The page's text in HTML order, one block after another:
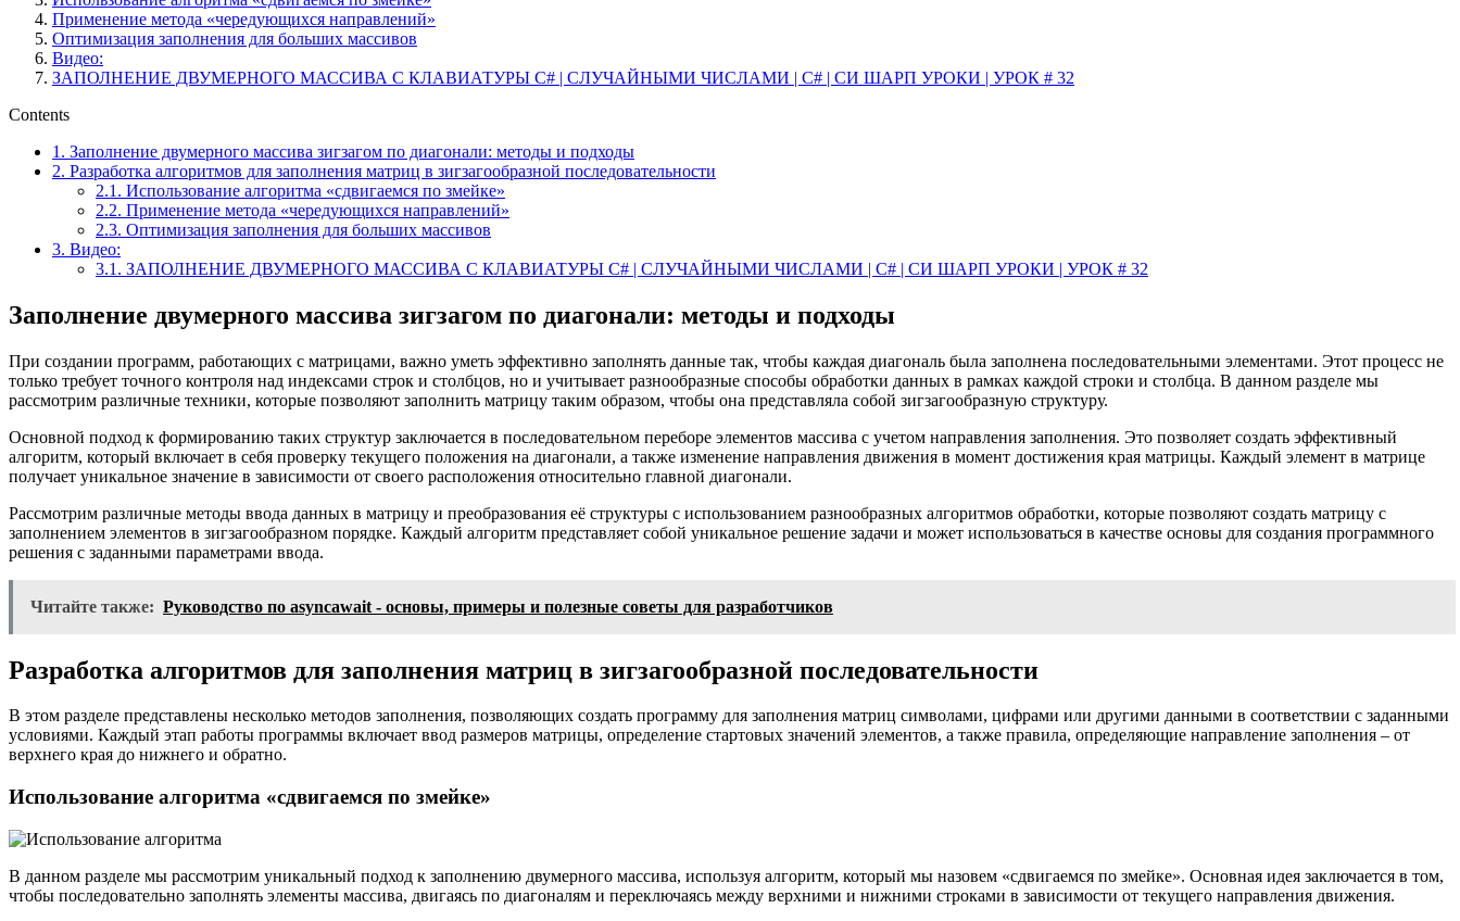
Применение метода «чередующихся направлений»
Оптимизация заполнения для больших массивов
Видео:
ЗАПОЛНЕНИЕ ДВУМЕРНОГО МАССИВА С КЛАВИАТУРЫ C# | СЛУЧАЙНЫМИ ЧИСЛАМИ | C# | СИ ШАРП УРОКИ | УРОК # 32
Contents
1. Заполнение двумерного массива зигзагом по диагонали: методы и подходы
2. Разработка алгоритмов для заполнения матриц в зигзагообразной последовательности
2.1. Использование алгоритма «сдвигаемся по змейке»
2.2. Применение метода «чередующихся направлений»
2.3. Оптимизация заполнения для больших массивов
3. Видео:
3.1. ЗАПОЛНЕНИЕ ДВУМЕРНОГО МАССИВА С КЛАВИАТУРЫ C# | СЛУЧАЙНЫМИ ЧИСЛАМИ | C# | СИ ШАРП УРОКИ | УРОК # 32
Заполнение двумерного массива зигзагом по диагонали: методы и подходы
При создании программ, работающих с матрицами, важно уметь эффективно заполнять данные так, чтобы каждая диагональ была заполнена последовательными элементами. Этот процесс не
только требует точного контроля над индексами строк и столбцов, но и учитывает разнообразные способы обработки данных в рамках каждой строки и столбца. В данном разделе мы
рассмотрим различные техники, которые позволяют заполнить матрицу таким образом, чтобы она представляла собой зигзагообразную структуру.
Основной подход к формированию таких структур заключается в последовательном переборе элементов массива с учетом направления заполнения. Это позволяет создать эффективный
алгоритм, который включает в себя проверку текущего положения на диагонали, а также изменение направления движения в момент достижения края матрицы. Каждый элемент в матрице
получает уникальное значение в зависимости от своего расположения относительно главной диагонали.
Рассмотрим различные методы ввода данных в матрицу и преобразования её структуры с использованием разнообразных алгоритмов обработки, которые позволяют создать матрицу с
заполнением элементов в зигзагообразном порядке. Каждый алгоритм представляет собой уникальное решение задачи и может использоваться в качестве основы для создания программного
решения с заданными параметрами ввода.
Читайте также: Руководство по asyncawait - основы, примеры и полезные советы для разработчиков
Разработка алгоритмов для заполнения матриц в зигзагообразной последовательности
В этом разделе представлены несколько методов заполнения, позволяющих создать программу для заполнения матриц символами, цифрами или другими данными в соответствии с заданными
условиями. Каждый этап работы программы включает ввод размеров матрицы, определение стартовых значений элементов, а также правила, определяющие направление заполнения – от
верхнего края до нижнего и обратно.
Использование алгоритма «сдвигаемся по змейке»
В данном разделе мы рассмотрим уникальный подход к заполнению двумерного массива, используя алгоритм, который мы назовем «сдвигаемся по змейке». Основная идея заключается в том,
чтобы последовательно заполнять элементы массива, двигаясь по диагоналям и переключаясь между верхними и нижними строками в зависимости от текущего направления движения.